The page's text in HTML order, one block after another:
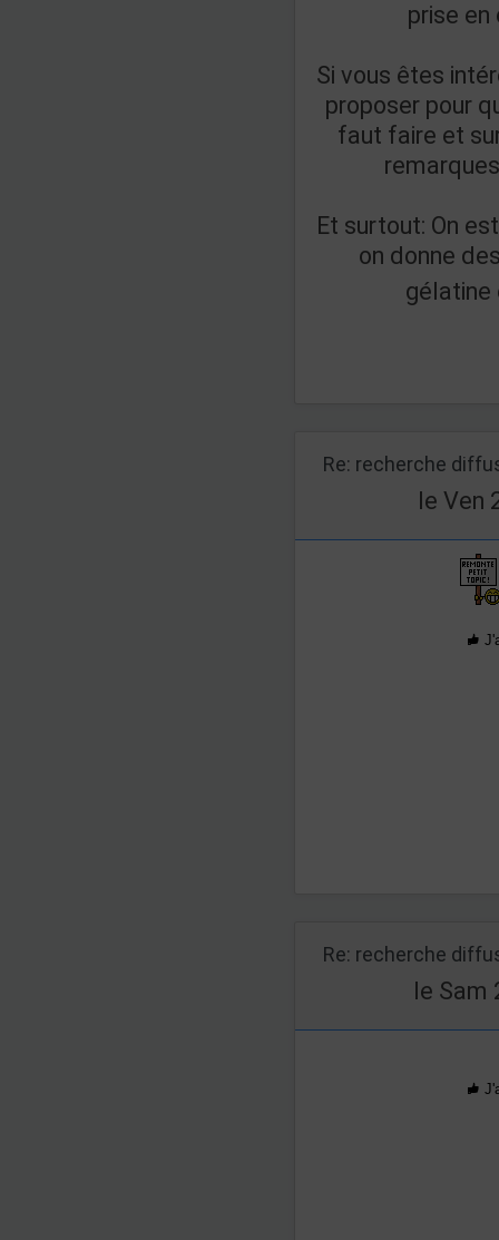
prise
Si vous êtes
proposer pour
faut faire et
Et surtout: On
on donne
Re: recherche
le Ven
Re: recherche
le Sam